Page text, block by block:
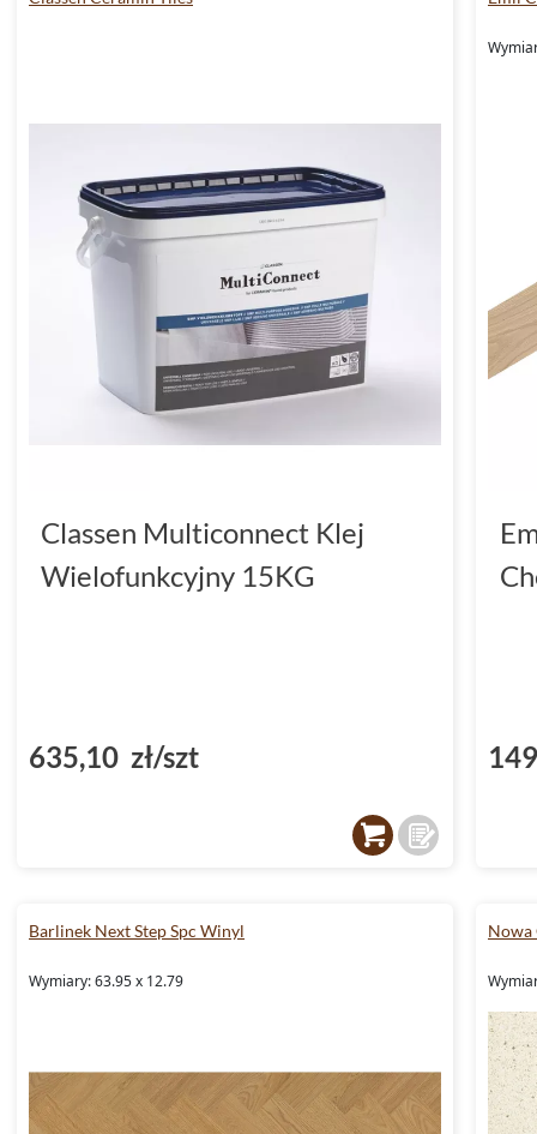
Classen Multiconnect Klej
Wielofunkcyjny 15KG
635,10 zł/szt
Barlinek Next Step Spc Winyl
Wymiary: 63.95 x 12.79
Nowa